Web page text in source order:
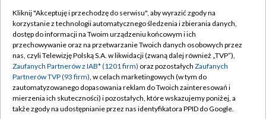
TVP
Abonament TVP
Emisja w TVP
Centrum informacji TVP
Naziemna Telewizja Cyfrowa
Regulamin TVP
Polityka prywatności
Moje zgody
Pomoc
Kliknij "Akceptuję i przechodzę do serwisu", aby wyrazić zgody na
korzystanie z technologii automatycznego śledzenia i zbierania danych,
dostęp do informacji na Twoim urządzeniu końcowym i ich
przechowywanie oraz na przetwarzanie Twoich danych osobowych przez
nas, czyli Telewizję Polską S.A. w likwidacji (zwaną dalej również „TVP”),
Zaufanych Partnerów z IAB* (1201 firm) oraz pozostałych Zaufanych
Partnerów TVP (93 firm), w celach marketingowych (w tym do
zautomatyzowanego dopasowania reklam do Twoich zainteresowań i
mierzenia ich skuteczności) i pozostałych, które wskazujemy poniżej, a
także zgody na udostępnianie przez nas identyfikatora PPID do Google.